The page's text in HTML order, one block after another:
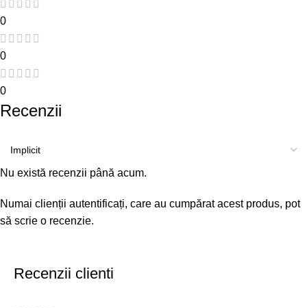
0
0
0
Recenzii
Nu există recenzii până acum.
Numai clienții autentificați, care au cumpărat acest produs, pot
să scrie o recenzie.
Recenzii clienti